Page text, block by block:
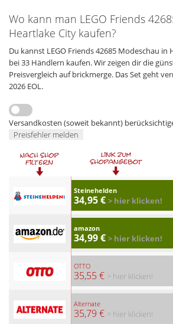
Wo kann man LEGO Friends
Heartlake City kaufen?
Du kannst LEGO Friends 42685 Modeschau in
bei 33 Händlern kaufen. Wir zeigen dir die
Preisvergleich auf brickmerge. Das Set geht
2026 EOL.
Versandkosten (soweit bekannt)
Preisfehler melden
Steinehelden
34,95 € > hier klicken!
amazon
34,99 € > hier klicken!
OTTO
35,55 € > hier klicken!
Alternate
35,79 € > hier klicken!